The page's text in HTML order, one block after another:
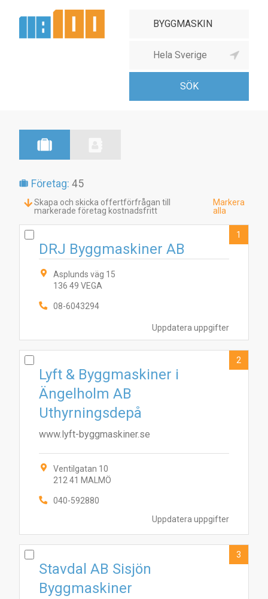
Företag: 45
Skapa och skicka offertförfrågan till
markerade företag kostnadsfritt
Markera
alla
Uppdatera uppgifter
DRJ Byggmaskiner AB
Asplunds väg 15
136 49 VEGA
08-6043294
1
Uppdatera uppgifter
Lyft & Byggmaskiner i
Ängelholm AB
Uthyrningsdepå
www.lyft-byggmaskiner.se
Ventilgatan 10
212 41 MALMÖ
040-592880
2
Stavdal AB Sisjön
Byggmaskiner
3